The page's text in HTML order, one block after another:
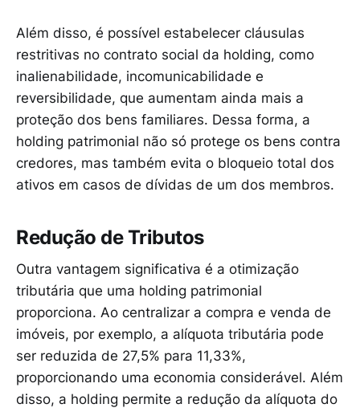
Além disso, é possível estabelecer cláusulas
restritivas no contrato social da holding, como
inalienabilidade, incomunicabilidade e
reversibilidade, que aumentam ainda mais a
proteção dos bens familiares. Dessa forma, a
holding patrimonial não só protege os bens contra
credores, mas também evita o bloqueio total dos
ativos em casos de dívidas de um dos membros.
Redução de Tributos
Outra vantagem significativa é a otimização
tributária que uma holding patrimonial
proporciona. Ao centralizar a compra e venda de
imóveis, por exemplo, a alíquota tributária pode
ser reduzida de 27,5% para 11,33%,
proporcionando uma economia considerável. Além
disso, a holding permite a redução da alíquota do